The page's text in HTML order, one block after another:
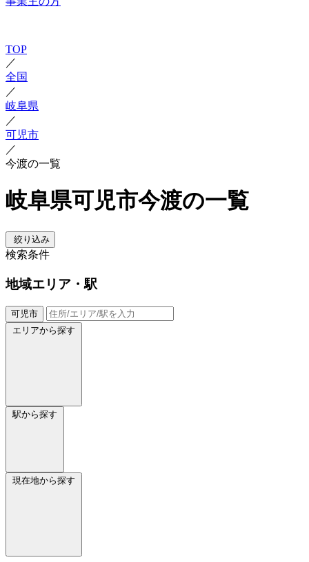
TOP
／
全国
／
岐阜県
／
可児市
／
今渡の一覧
岐阜県可児市今渡の一覧
絞り込み
検索条件
地域エリア・駅
可児市
エリアから探す
駅から探す
現在地から探す